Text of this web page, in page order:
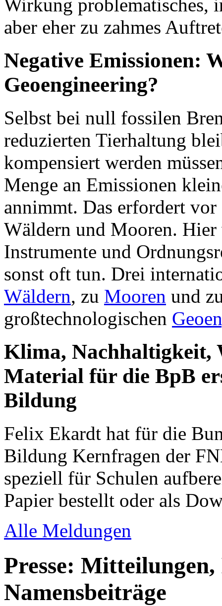
Wirkung problematisches,
aber eher zu zahmes
Negative Emissionen:
Geoengineering?
Selbst bei null fossilen
reduzierten Tierhaltung
kompensiert werden
Menge an Emissionen
annimmt. Das erfordert
Wäldern und Mooren.
Instrumente und
sonst oft tun. Drei
Wäldern, zu Mooren und
großtechnologischen
Klima, Nachhaltigkeit,
Material für die BpB
Bildung
Felix Ekardt hat für die
Bildung Kernfragen der
speziell für Schulen
Papier bestellt oder als
Alle Meldungen
Presse:
Namensbeiträge